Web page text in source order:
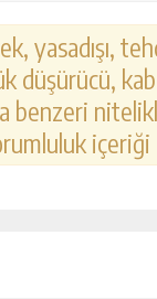
yasadışı,
düşürücü,
benzeri